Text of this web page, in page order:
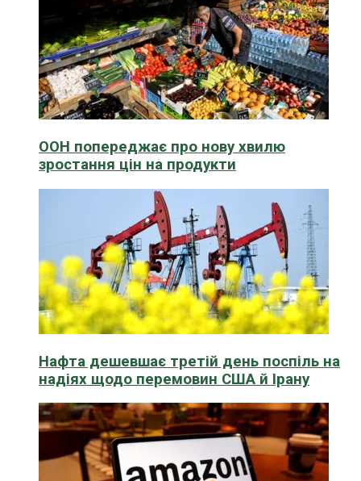
ООН попереджає про нову хвилю
зростання цін на продукти
Нафта дешевшає третій день поспіль на
надіях щодо перемовин США й Ірану